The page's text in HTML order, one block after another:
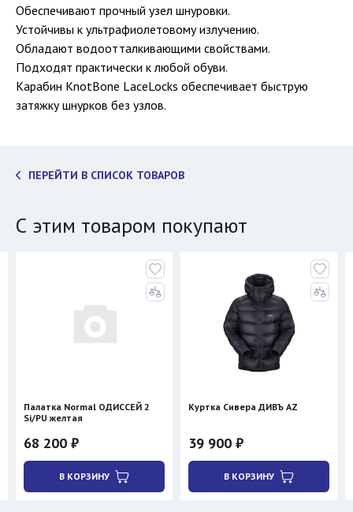
Обеспечивают прочный узел шнуровки.
Устойчивы к ультрафиолетовому излучению.
Обладают водоотталкивающими свойствами.
Подходят практически к любой обуви.
Карабин KnotBone LaceLocks обеспечивает быструю
затяжку шнурков без узлов.
ПЕРЕЙТИ В СПИСОК ТОВАРОВ
С этим товаром покупают
Палатка Normal ОДИССЕЙ 2
Si/PU желтая
68 200 ₽
В КОРЗИНУ
Куртка Сивера ДИВЪ AZ
39 900 ₽
В КОРЗИНУ